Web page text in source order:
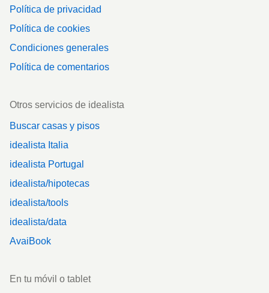
Política de privacidad
Política de cookies
Condiciones generales
Política de comentarios
Otros servicios de idealista
Buscar casas y pisos
idealista Italia
idealista Portugal
idealista/hipotecas
idealista/tools
idealista/data
AvaiBook
En tu móvil o tablet